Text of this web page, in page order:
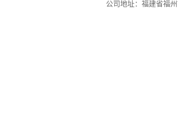
公司地址：福建省福